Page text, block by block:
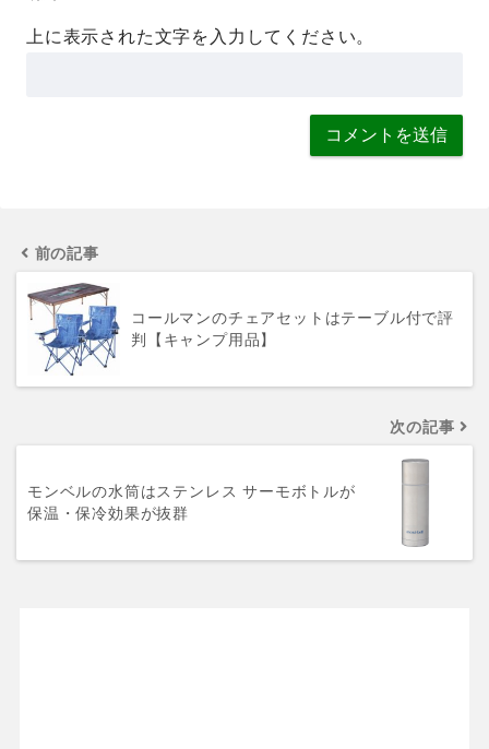
上に表示された文字を入力してください。
前の記事
コールマンのチェアセットはテーブル付で評
判【キャンプ用品】
次の記事
モンベルの水筒はステンレス サーモボトルが
保温・保冷効果が抜群